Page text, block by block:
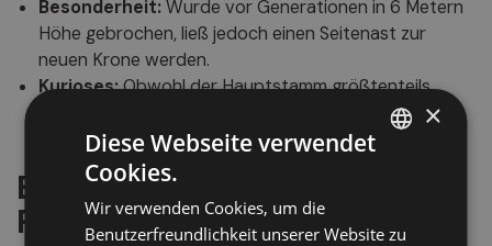
Besonderheit: Wurde vor Generationen in 6 Metern
Höhe gebrochen, ließ jedoch einen Seitenast zur
neuen Krone werden.
Kurioses:Obwohl der Hauptstamm größtenteils
– ein
Symbol für Ausdauer und Erneuerung.
Ein Ort zum Erleben und
Respektieren
×
Diese Webseite verwendet
Cookies.
Wir verwenden Cookies, um die
Benutzerfreundlichkeit unserer Website zu